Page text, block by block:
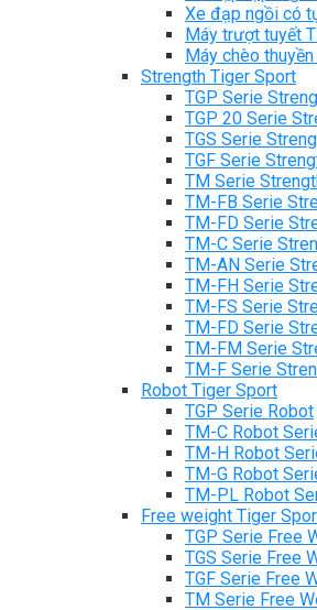
Xe đạp ngồi có
Máy trượt tuyết
Máy chèo
Strength Tiger Sport
TGP Serie
TGP 20 Serie
TGS Serie
TGF Serie
TM Serie
TM-FB Serie
TM-FD Serie
TM-C Serie
TM-AN Serie
TM-FH Serie
TM-FS Serie
TM-FD Serie
TM-FM Serie
TM-F Serie
Robot Tiger Sport
TGP Serie Robot
TM-C Robot
TM-H Robot
TM-G Robot
TM-PL Robot
Free weight Tiger
TGP Serie Free
TGS Serie Free
TGF Serie Free
TM Serie Free